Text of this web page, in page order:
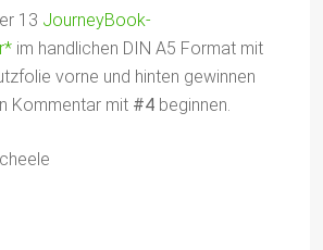
13 JourneyBook-
im handlichen DIN A5 Format mit
vorne und hinten gewinnen
Kommentar mit #4 beginnen.